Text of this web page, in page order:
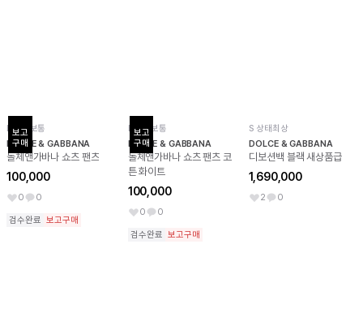
보고
구매
B 상태보통
DOLCE & GABBANA
돌체앤가바나 쇼츠 팬츠
100,000
0 0
검수완료 보고구매
보고
구매
B 상태보통
DOLCE & GABBANA
돌체앤가바나 쇼츠 팬츠 코
튼 화이트
100,000
0 0
검수완료 보고구매
S 상태최상
DOLCE & GABBANA
디보션백 블랙 새상품급
1,690,000
2 0